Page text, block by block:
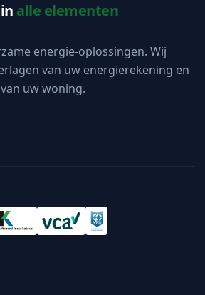
alle elementen
energie-oplossingen. Wij
van uw energierekening en
uw woning.